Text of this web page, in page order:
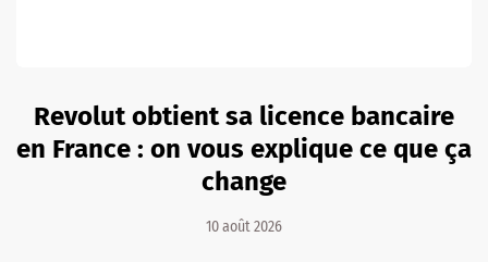
Revolut obtient sa licence bancaire
en France : on vous explique ce que ça
change
10 août 2026